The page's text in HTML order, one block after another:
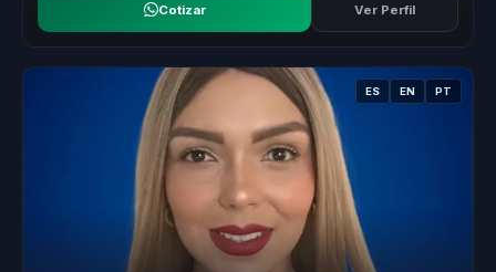
Cotizar Ver Perfil
ES EN PT